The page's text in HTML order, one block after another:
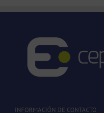
INFORMACIÓN DE CONTACTO